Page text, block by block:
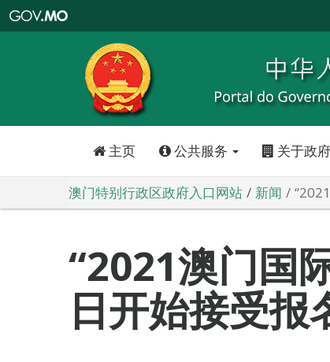
特
政
区
政
口
主页 公共服务 关于政府
澳门特别行政区政府入口网站 新闻
“2021澳门国
日开始接受报